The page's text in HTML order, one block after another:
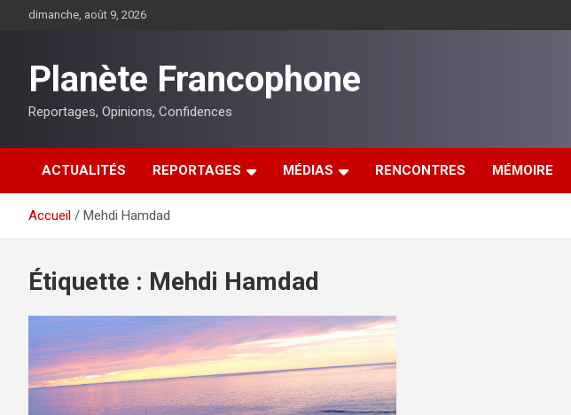
dimanche, août 9, 2026
Planète Francophone
Reportages, Opinions, Confidences
ACTUALITÉS REPORTAGES MÉDIAS RENCONTRES MÉMOIRE
Accueil Mehdi Hamdad
Étiquette : Mehdi Hamdad